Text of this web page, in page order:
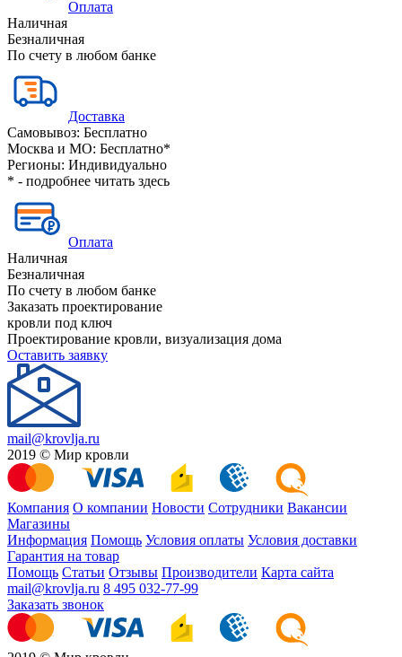
Оплата
Наличная
Безналичная
По счету в любом банке
Доставка
Самовывоз: Бесплатно
Москва и МО: Бесплатно*
Регионы: Индивидуально
* - подробнее читать здесь
Оплата
Наличная
Безналичная
По счету в любом банке
Заказать проектирование
кровли под ключ
Проектирование кровли, визуализация дома
Оставить заявку
mail@krovlja.ru
2019 © Мир кровли
Компания О компании Новости Сотрудники Вакансии
Магазины
Информация Помощь Условия оплаты Условия доставки
Гарантия на товар
Помощь Статьи Отзывы Производители Карта сайта
mail@krovlja.ru 8 495 032-77-99
Заказать звонок